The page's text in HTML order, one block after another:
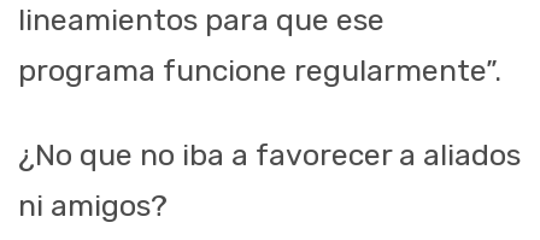
lineamientos para que ese
programa funcione regularmente”.
¿No que no iba a favorecer a aliados
ni amigos?